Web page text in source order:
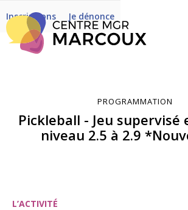
Inscriptions Je dénonce
PROGRAMMATION
Pickleball - Jeu supervisé
niveau 2.5 à 2.9
L’ACTIVITÉ